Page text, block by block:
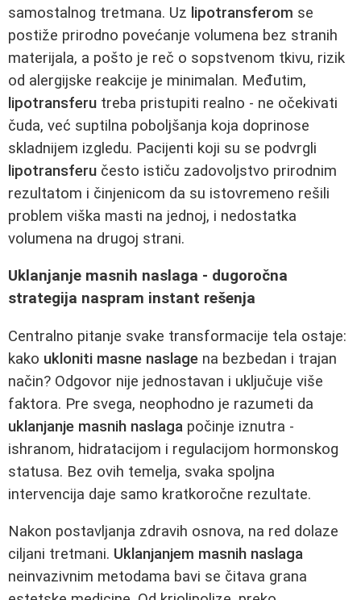
samostalnog tretmana. Uz lipotransferom se
postiže prirodno povećanje volumena bez stranih
materijala, a pošto je reč o sopstvenom tkivu, rizik
od alergijske reakcije je minimalan. Međutim,
lipotransferu treba pristupiti realno - ne očekivati
čuda, već suptilna poboljšanja koja doprinose
skladnijem izgledu. Pacijenti koji su se podvrgli
lipotransferu često ističu zadovoljstvo prirodnim
rezultatom i činjenicom da su istovremeno rešili
problem viška masti na jednoj, i nedostatka
volumena na drugoj strani.
Uklanjanje masnih naslaga - dugoročna
strategija naspram instant rešenja
Centralno pitanje svake transformacije tela ostaje:
kako ukloniti masne naslage na bezbedan i trajan
način? Odgovor nije jednostavan i uključuje više
faktora. Pre svega, neophodno je razumeti da
uklanjanje masnih naslaga počinje iznutra -
ishranom, hidratacijom i regulacijom hormonskog
statusa. Bez ovih temelja, svaka spoljna
intervencija daje samo kratkoročne rezultate.
Nakon postavljanja zdravih osnova, na red dolaze
ciljani tretmani. Uklanjanjem masnih naslaga
neinvazivnim metodama bavi se čitava grana